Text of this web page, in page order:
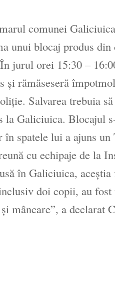
comunei
unui blocaj produs
jurul orei 15:30 –
rămăseseră
Salvarea trebuia
Galiciuica. Blocajul
în spatele lui a ajuns
cu echipaje de la
în Galiciuica,
doi copii, au
mâncare”, a declarat